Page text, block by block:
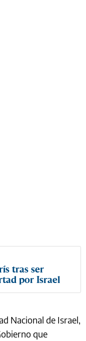
tras ser
por Israel
Nacional de Israel,
que